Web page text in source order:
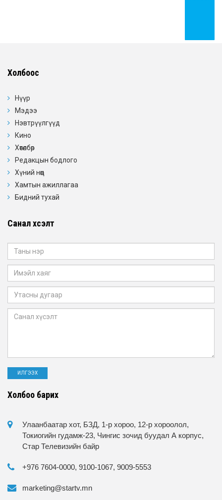
Холбоос
Нүүр
Мэдээ
Нэвтрүүлгүүд
Кино
Хөтөлбөр
Редакцын бодлого
Хүний нөөц
Хамтын ажиллагаа
Бидний тухай
Санал хүсэлт
Холбоо барих
Улаанбаатар хот, БЗД, 1-р хороо, 12-р хороолол,
Токиогийн гудамж-23, Чингис зочид буудал А корпус,
Стар Телевизийн байр
+976 7604-0000, 9100-1067, 9009-5553
marketing@startv.mn